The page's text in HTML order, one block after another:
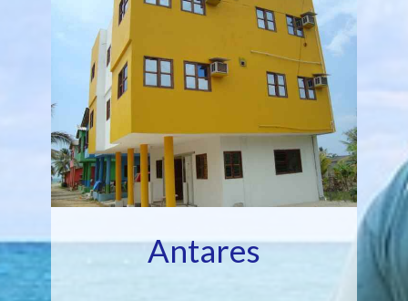
Antares